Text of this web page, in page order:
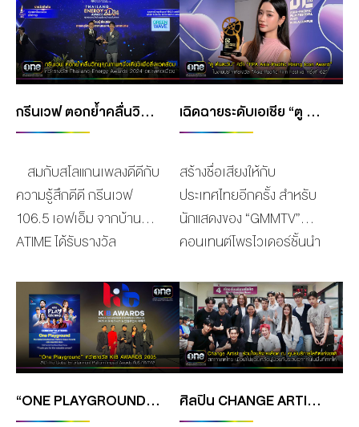
BOARD OF
DIRECTORS
MANAGEMENT
TEAM
ORGANIZATION
CHART
ACTS
STUDIO
กรีนเวฟ ตอกย้ำคลื่นวิทยุคุณภาพหนึ่งเดียวเพื่อสิ่งแวดล้อม คว้ารางวัล THAILAND ENERGY AWARDS 2024 อย่างต่อเนื่อง
สมกับสโลแกนเพลงดีดีกับ
ความรู้สึกดีดี กรีนเวฟ
106.5 เอฟเอ็ม จากบ้าน
ATIME ได้รับรางวัล
2024 รางวัลดีเด่น ด้านผู้ส่ง
เสริมการอนุรักษ์พลังงาน
และพลังงานทดแทน ประเภท
สื่อมวลชน (สื่อวิทยุ) จาก
กรมพัฒนาพลังงานทดแทน
และอนุรักษ์พลังงาน (พพ.)
เฉิดฉายระดับเอเชีย “ตู ต้นตะวัน” คว้ารางวัล “FPA ASIA-PACIFIC RISING ICON AWARD” ในงาน “ASIA-PACIFIC FILM FESTIVAL ครั้งที่ 62”
สร้างชื่อเสียงให้กับ
ประเทศไทยอีกครั้ง สำหรับ
นักแสดงของ “GMMTV”
คอนเทนต์โพรไวเดอร์ชั้นนำ
“เดอะ วัน เอ็นเตอร์ไพรส์
จำกัด (มหาชน)” ล่าสุดนัก
แสดงสาวมากความสามารถ
“ตู ต้นตะวัน ตันติเวชกุล”
ก็ได้คว้ารางวัลอันทรง
เกียรติ “FPA Asia-Pacific
“ONE PLAYGROUND” โชว์ผลงานเจ๋ง คว้ารางวัล KIB AWARDS 2025 สาขา THE GLOBAL ENTERTAINMENT PLATFORM IMPACT AWARDS ที่ประเทศเกาหลี ศิลปิน CHANGE ARTIST ร่วมใจบริจาคเลือด ณ ศูนย์บริการโลหิตแห่งชาติ สภากาชาดไทย เพื่อนำไปช่วยเหลือผู้ป่วยที่ประสบอุทกภัยในพื้นที่ภาคใต้